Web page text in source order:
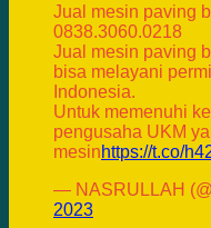
Jual mesin paving
0838.3060.0218
Jual mesin paving
bisa melayani
Indonesia.
Untuk memenuhi
pengusaha UKM
mesinhttps://t.co/
— NASRULLAH
2023